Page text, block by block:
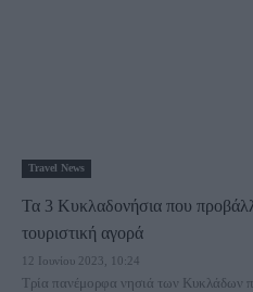
Travel News
Τα 3 Κυκλαδονήσια που
τουριστική αγορά
12 Ιουνίου 2023, 10:24
Τρία πανέμορφα νησιά των Κυκλάδων